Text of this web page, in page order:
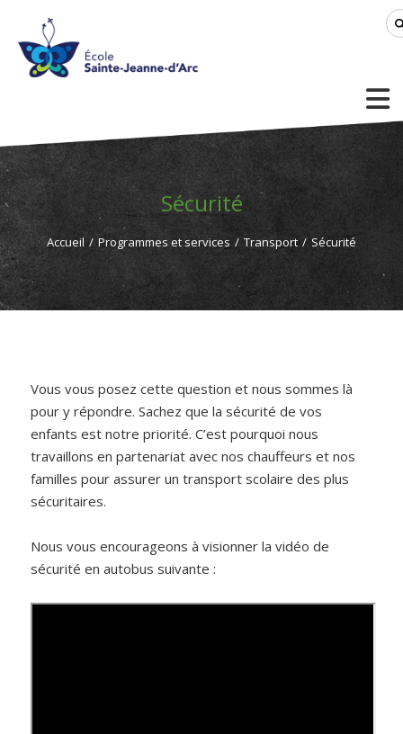
Sécurité
Accueil / Programmes et services / Transport / Sécurité
Vous vous posez cette question et nous sommes là
pour y répondre. Sachez que la sécurité de vos
enfants est notre priorité. C’est pourquoi nous
travaillons en partenariat avec nos chauffeurs et nos
familles pour assurer un transport scolaire des plus
sécuritaires.
Nous vous encourageons à visionner la vidéo de
sécurité en autobus suivante :